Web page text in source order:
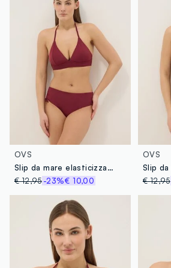
QIDONG MEIHUANG GARMENTS CO.,L
MADE IN CHINA
OVS
Slip da mare elasticizzato rosso con dettagli arricciati
€ 12,95-23%€ 10,00
OVS
€ 12,95